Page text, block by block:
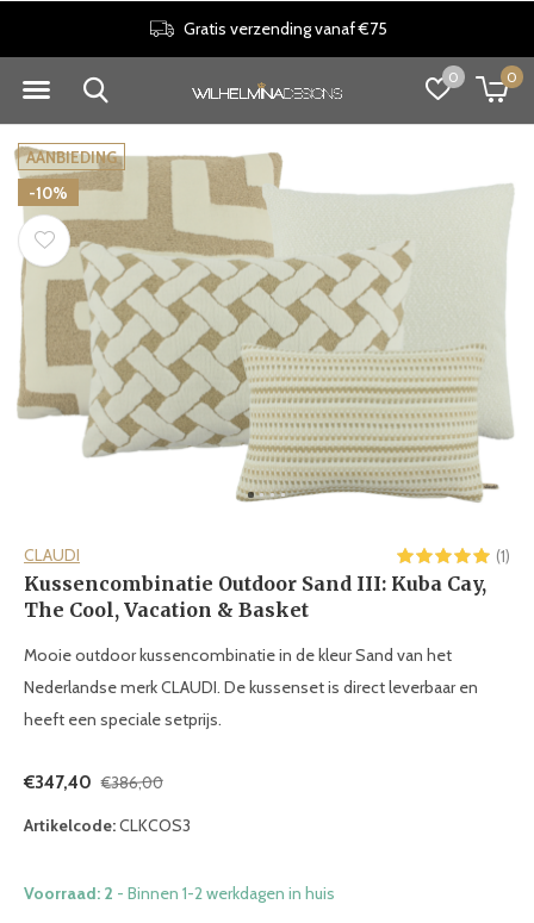
0 0
Gratis verzending vanaf €75
AANBIEDING
-10%
CLAUDI (1)
Kussencombinatie Outdoor Sand III: Kuba Cay,
The Cool, Vacation & Basket
Mooie outdoor kussencombinatie in de kleur Sand van het
Nederlandse merk CLAUDI. De kussenset is direct leverbaar en
heeft een speciale setprijs.
€347,40 €386,00
Artikelcode:CLKCOS3
Voorraad: 2 - Binnen 1-2 werkdagen in huis